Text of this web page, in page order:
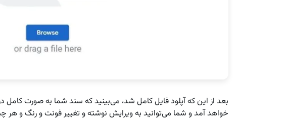
خواهد آمد و شما می‌توانید به ویرایش نوشته و تغییر فونت و رنگ و هر